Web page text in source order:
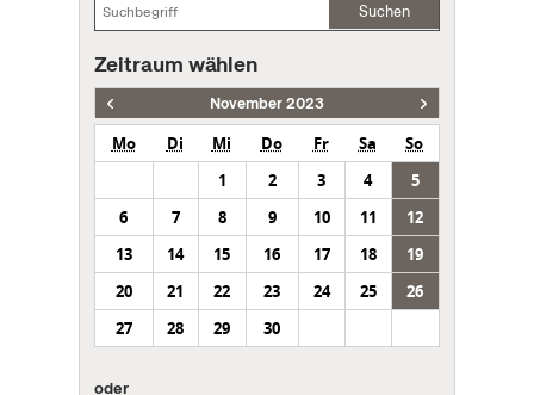
Suchen
Zeitraum wählen
November 2023
Mo Di Mi Do Fr Sa
So
1
2 3 4
5
6
7 8 9 10 11
12
13
14 15 16 17 18
19
20
21 22 23 24 25
26
27
28 29 30
oder